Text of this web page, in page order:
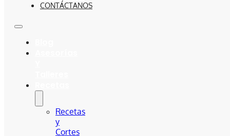
CONTÁCTANOS
Recetas
y
Cortes